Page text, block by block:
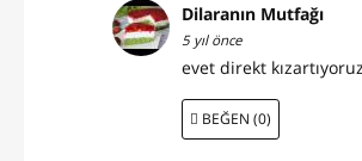
Dilaranın Mutfağı
5 yıl önce
evet direkt
BEĞEN (0)